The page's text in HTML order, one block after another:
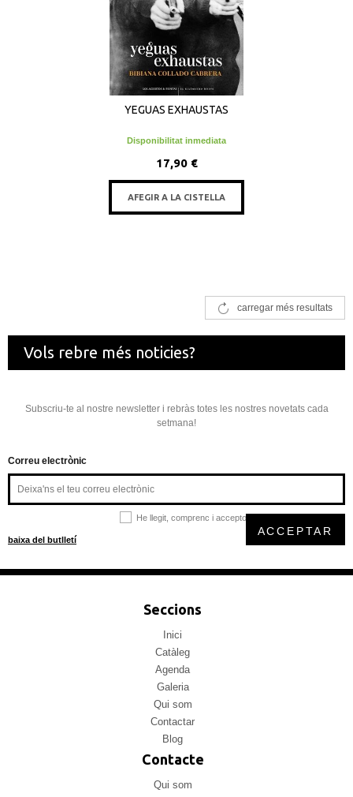
YEGUAS EXHAUSTAS
Disponibilitat inmediata
17,90 €
AFEGIR A LA CISTELLA
carregar més resultats
Vols rebre més noticies?
Subscriu-te al nostre newsletter i rebràs totes les nostres novetats cada
setmana!
Correu electrònic
He llegit, comprenc i accepto la
baixa del butlletí
ACCEPTAR
Seccions
Inici
Catàleg
Agenda
Galeria
Qui som
Contactar
Blog
Contacte
Qui som